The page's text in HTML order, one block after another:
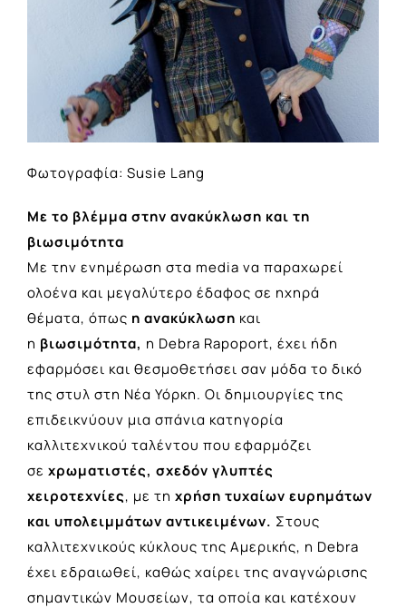
Φωτογραφία: Susie Lang
Με το βλέμμα στην ανακύκλωση και τη
βιωσιμότητα
Με την ενημέρωση στα media να παραχωρεί
ολοένα και μεγαλύτερο έδαφος σε ηχηρά
θέματα, όπως η ανακύκλωση και
η βιωσιμότητα, η Debra Rapoport, έχει ήδη
εφαρμόσει και θεσμοθετήσει σαν μόδα το δικό
της στυλ στη Νέα Υόρκη. Οι δημιουργίες της
επιδεικνύουν μια σπάνια κατηγορία
καλλιτεχνικού ταλέντου που εφαρμόζει
σε χρωματιστές, σχεδόν γλυπτές
χειροτεχνίες, με τη χρήση τυχαίων ευρημάτων
και υπολειμμάτων αντικειμένων. Στους
καλλιτεχνικούς κύκλους της Αμερικής, η Debra
έχει εδραιωθεί, καθώς χαίρει της αναγνώρισης
σημαντικών Μουσείων, τα οποία και κατέχουν